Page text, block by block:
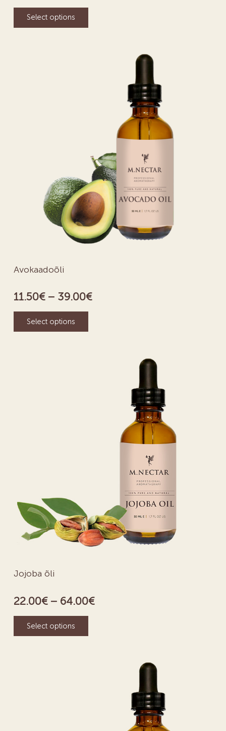
Select options
Avokaadoõli
11.50€– 39.00€
Select options
Jojoba õli
22.00€– 64.00€
Select options